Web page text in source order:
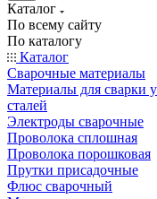
Каталог
По всему сайту
По каталогу
Каталог
Сварочные материалы
Материалы для сварки
сталей
Электроды сварочные
Проволока сплошная
Проволока порошковая
Прутки присадочные
Флюс сварочный